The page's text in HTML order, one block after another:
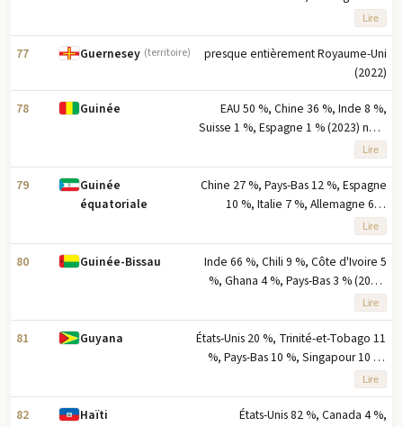
Mexique 4 % (2023) note : cinq
principaux partenaires à l'exportation
selon la part en pourcentage des
exportations
Lire
77 Guernesey (territoire)
presque entièrement Royaume-Uni
(2022)
78 Guinée
EAU 50 %, Chine 36 %, Inde 8 %,
Suisse 1 %, Espagne 1 % (2023) note
: cinq principaux partenaires à
l'exportation basés sur le
pourcentage des exportations
Lire
79
Guinée
équatoriale
Chine 27 %, Pays-Bas 12 %, Espagne
10 %, Italie 7 %, Allemagne 6 %
(2023) note : cinq principaux
partenaires à l'exportation en
fonction du pourcentage des
exportations
Lire
80 Guinée-Bissau
Inde 66 %, Chili 9 %, Côte d'Ivoire 5
%, Ghana 4 %, Pays-Bas 3 % (2023)
note : cinq principaux partenaires à
l'exportation basés sur le
pourcentage des exportations
Lire
81 Guyana
États-Unis 20 %, Trinité-et-Tobago 11
%, Pays-Bas 10 %, Singapour 10 %,
Allemagne 7 % (2023) note : cinq
principaux partenaires à l'exportation
par pourcentage des exportations
Lire
82 Haïti
États-Unis 82 %, Canada 4 %,